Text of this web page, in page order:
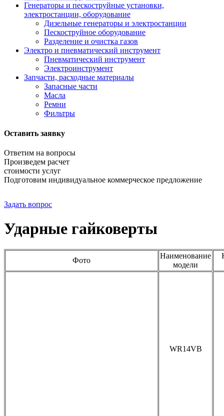
Генераторы и пескоструйные установки,
электростанции, оборудование
Дизельные генераторы и электростанции
Пескоструйное оборудование
Разделение и очистка газов
Электро и пневматический инструмент
Пневматический инструмент
Электроинструмент
Запчасти, расходные материалы
Запасные части
Масла
Ремни
Фильтры
Оставить заявку
Ответим на вопросы
Произведем расчет
стоимости услуг
Подготовим индивидуальное коммерческое предложение
Задать вопрос
Ударные гайковерты
Фото
Наименование
модели
WR14VB